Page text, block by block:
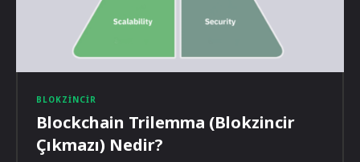
BLOKZINCIR
Blockchain Trilemma (Blokzincir
Çıkmazı) Nedir?